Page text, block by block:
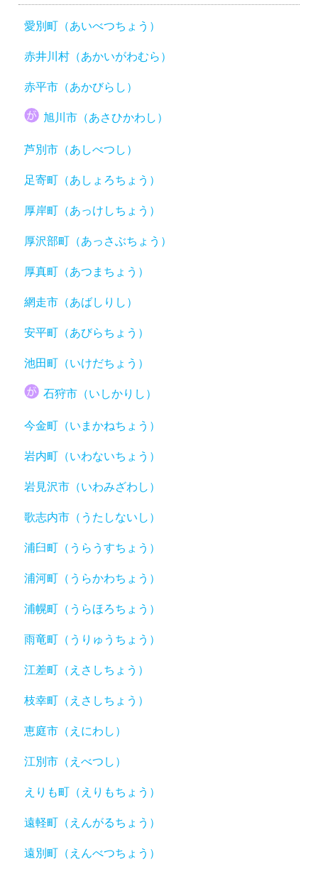
愛別町（あいべつちょう）
赤井川村（あかいがわむら）
赤平市（あかびらし）
旭川市（あさひかわし）
芦別市（あしべつし）
足寄町（あしょろちょう）
厚岸町（あっけしちょう）
厚沢部町（あっさぶちょう）
厚真町（あつまちょう）
網走市（あばしりし）
安平町（あびらちょう）
池田町（いけだちょう）
石狩市（いしかりし）
今金町（いまかねちょう）
岩内町（いわないちょう）
岩見沢市（いわみざわし）
歌志内市（うたしないし）
浦臼町（うらうすちょう）
浦河町（うらかわちょう）
浦幌町（うらほろちょう）
雨竜町（うりゅうちょう）
江差町（えさしちょう）
枝幸町（えさしちょう）
恵庭市（えにわし）
江別市（えべつし）
えりも町（えりもちょう）
遠軽町（えんがるちょう）
遠別町（えんべつちょう）